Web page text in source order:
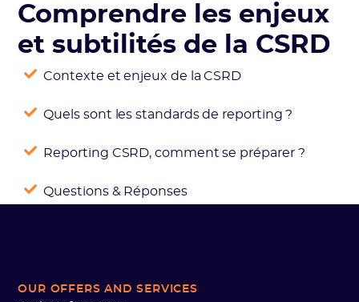
Comprendre les enjeux
et subtilités de la CSRD
Contexte et enjeux de la CSRD
Quels sont les standards de reporting ?
Reporting CSRD, comment se préparer ?
Questions & Réponses
OUR OFFERS AND SERVICES